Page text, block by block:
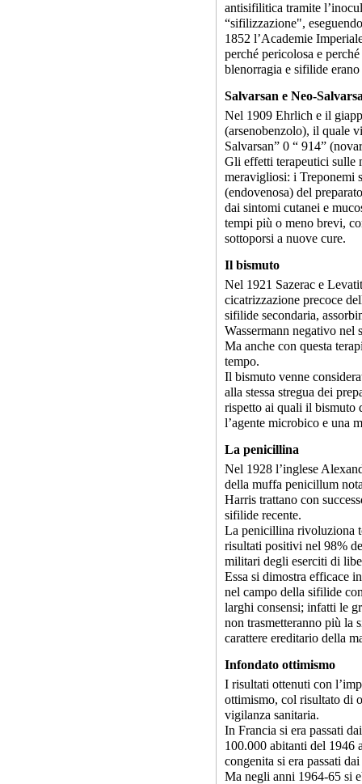
antisifilitica tramite
“sifilizzazione",
1852 l’Academie
perché pericolosa e
blenorragia e sifilide
Salvarsan e Neo-
Nel 1909 Ehrlich e il
(arsenobenzolo), il quale
Salvarsan” 0 “ 914”
Gli effetti terapeutici sulle
meravigliosi: i Treponemi
(endovenosa) del
dai sintomi cutanei e
tempi più o meno brevi,
sottoporsi a nuove cure.
Il bismuto
Nel 1921 Sazerac e
cicatrizzazione precoce
sifilide secondaria,
Wassermann negativo nel
Ma anche con questa
tempo.
Il bismuto venne
alla stessa stregua dei
rispetto ai quali il bismuto
l’agente microbico e una
La penicillina
Nel 1928 l’inglese
della muffa penicillum
Harris trattano con
sifilide recente.
La penicillina rivoluziona
risultati positivi nel 98%
militari degli eserciti di
Essa si dimostra efficace
nel campo della sifilide
larghi consensi; infatti le
non trasmetteranno più la
carattere ereditario della
Infondato ottimismo
I risultati ottenuti con
ottimismo, col risultato di
vigilanza sanitaria.
In Francia si era passati
100.000 abitanti del 1946
congenita si era passati
Ma negli anni 1964-65 si